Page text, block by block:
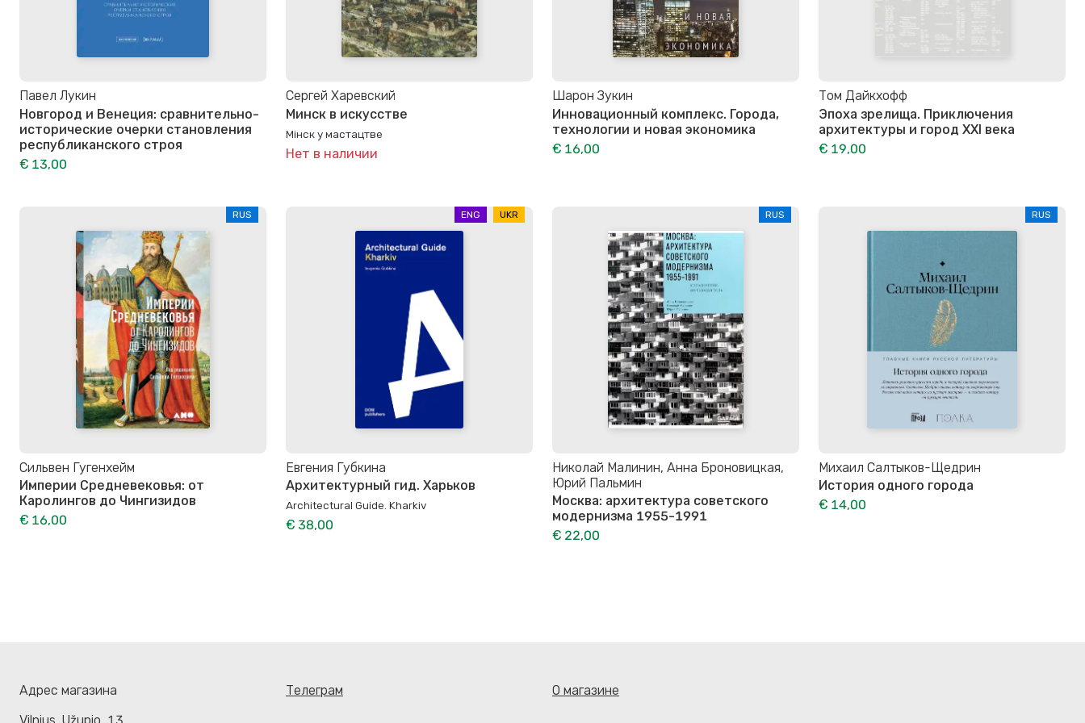
Павел Лукин
Новгород и Венеция: сравнительно-
исторические очерки становления
республиканского строя
€ 13,00
Сергей Харевский
Минск в искусстве
Мінск у мастацтве
Нет в наличии
Шарон Зукин
Инновационный комплекс. Города,
технологии и новая экономика
€ 16,00
Том Дайкхофф
Эпоха зрелища. Приключения
архитектуры и город XXI века
€ 19,00
RUS
Сильвен Гугенхейм
Империи Средневековья: от
Каролингов до Чингизидов
€ 16,00
ENG UKR
Евгения Губкина
Архитектурный гид. Харьков
Architectural Guide. Kharkiv
€ 38,00
RUS
Николай Малинин, Анна Броновицкая,
Юрий Пальмин
Москва: архитектура советского
модернизма 1955-1991
€ 22,00
RUS
Михаил Салтыков-Щедрин
История одного города
€ 14,00
Адрес магазина
Телеграм О магазине